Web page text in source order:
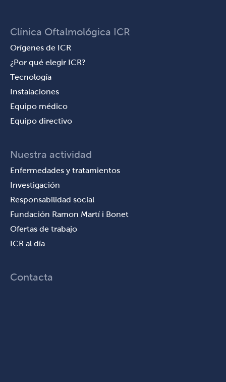
Clínica Oftalmológica ICR
Orígenes de ICR
¿Por qué elegir ICR?
Tecnología
Instalaciones
Equipo médico
Equipo directivo
Nuestra actividad
Enfermedades y tratamientos
Investigación
Responsabilidad social
Fundación Ramon Martí i Bonet
Ofertas de trabajo
ICR al día
Contacta